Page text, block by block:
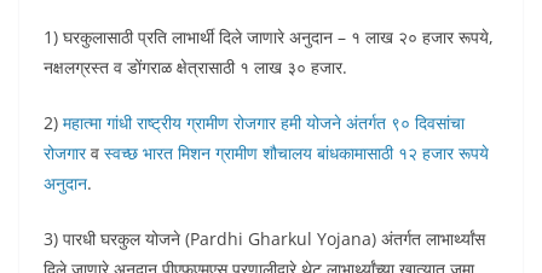
1) घरकुलासाठी प्रति लाभार्थी दिले जाणारे अनुदान – १ लाख २० हजार रूपये,
नक्षलग्रस्त व डोंगराळ क्षेत्रासाठी १ लाख ३० हजार.
2) महात्मा गांधी राष्ट्रीय ग्रामीण रोजगार हमी योजने अंतर्गत ९० दिवसांचा
रोजगारव स्वच्छ भारत मिशन ग्रामीण शौचालय बांधकामासाठी १२ हजार रूपये
अनुदान.
3) पारधी घरकुल योजने (Pardhi Gharkul Yojana) अंतर्गत लाभार्थ्यांस